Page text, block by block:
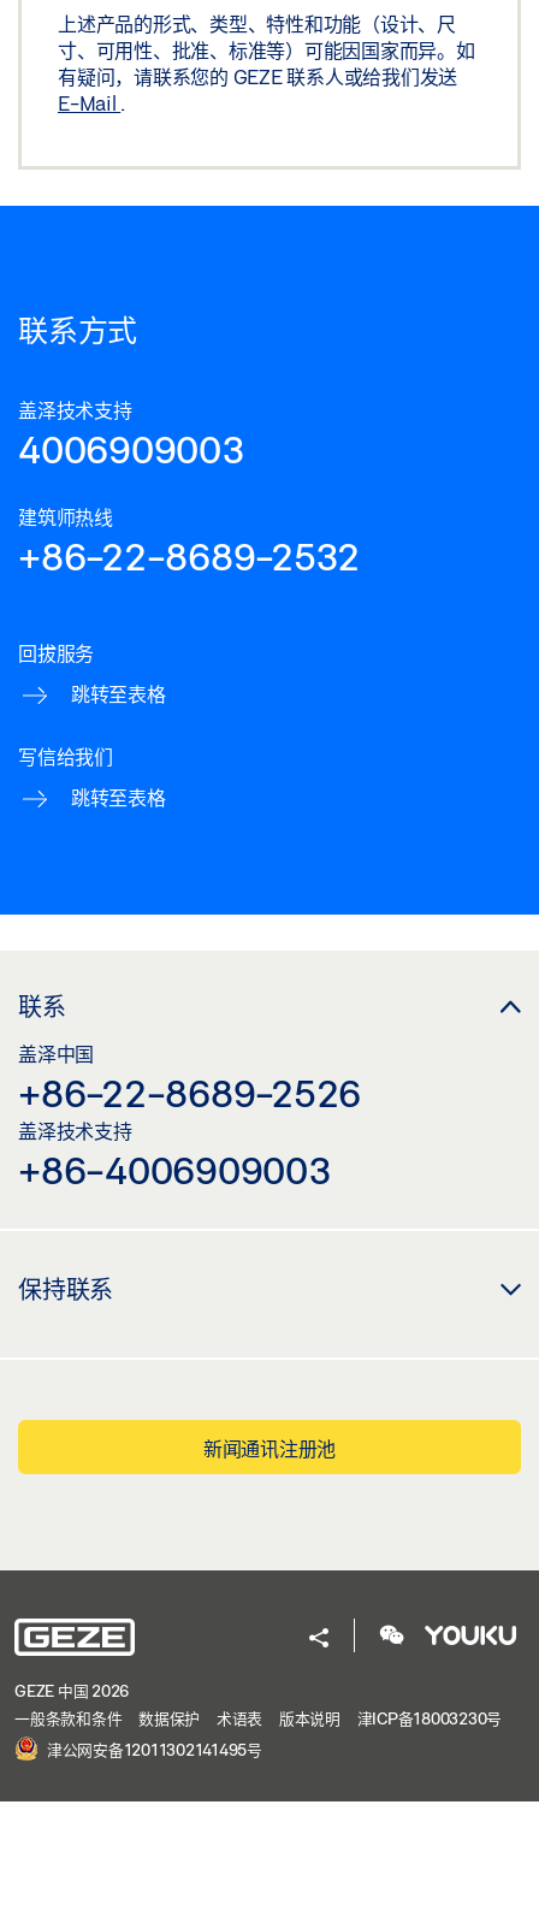
上述产品的形式、类型、特性和功能（设计、尺
寸、可用性、批准、标准等）可能因国家而异。如
有疑问，请联系您的 GEZE 联系人或给我们发送
E-Mail .
联系方式
盖泽技术支持
4006909003
建筑师热线
+86-22-8689-2532
回拔服务
跳转至表格
写信给我们
跳转至表格
联系
盖泽中国
+86-22-8689-2526
盖泽技术支持
+86-4006909003
保持联系
新闻通讯注册池
GEZE 中国 2026
一般条款和条件
数据保护 术语表 版本说明
津ICP备18003230号
津公网安备12011302141495号